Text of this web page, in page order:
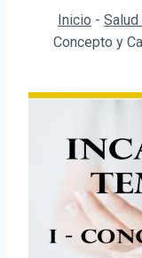
Inicio -
Concepto y